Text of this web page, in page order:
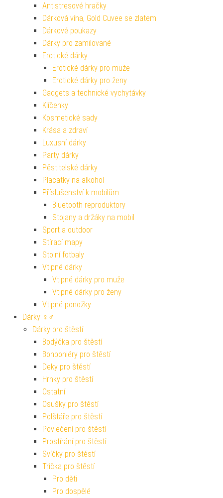
Antistresové hračky
Dárková vína, Gold Cuvee se zlatem
Dárkové poukazy
Dárky pro zamilované
Erotické dárky
Erotické dárky pro muže
Erotické dárky pro ženy
Gadgets a technické vychytávky
Klíčenky
Kosmetické sady
Krása a zdraví
Luxusní dárky
Party dárky
Pěstitelské dárky
Placatky na alkohol
Příslušenství k mobilům
Bluetooth reproduktory
Stojany a držáky na mobil
Sport a outdoor
Stírací mapy
Stolní fotbaly
Vtipné dárky
Vtipné dárky pro muže
Vtipné dárky pro ženy
Vtipné ponožky
Dárky ♀♂
Dárky pro štěstí
Bodýčka pro štěstí
Bonboniéry pro štěstí
Deky pro štěstí
Hrnky pro štěstí
Ostatní
Osušky pro štěstí
Polštáře pro štěstí
Povlečení pro štěstí
Prostírání pro štěstí
Svíčky pro štěstí
Trička pro štěstí
Pro děti
Pro dospělé